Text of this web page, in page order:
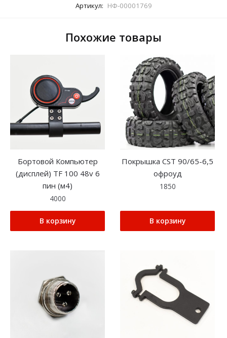
Артикул: НФ-00001769
Похожие товары
Бортовой Компьютер
(дисплей) TF 100 48v 6
пин (м4)
4000
В корзину
Покрышка CST 90/65-6,5
офроуд
1850
В корзину